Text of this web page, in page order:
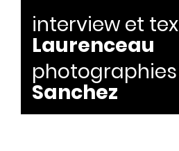
interview et
Laurenceau
photographies
Sanchez